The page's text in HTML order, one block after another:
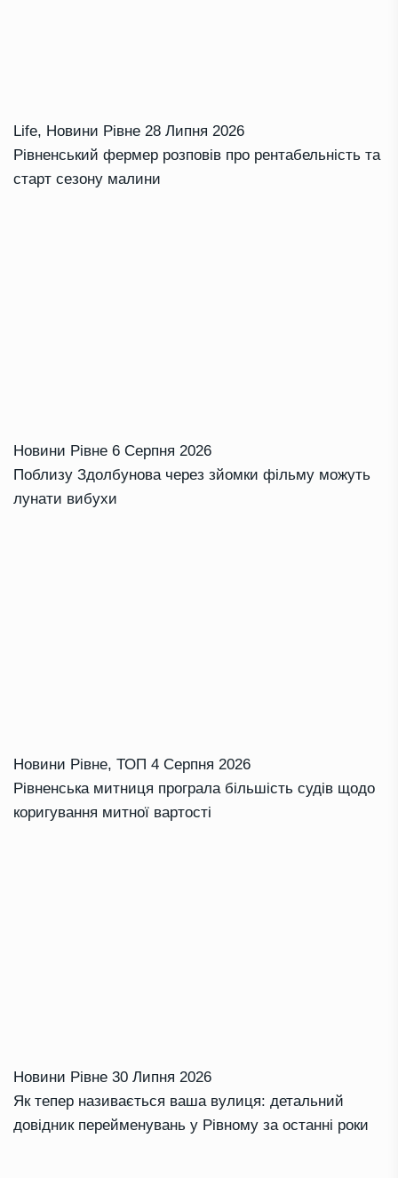
Life, Новини Рівне 28 Липня 2026
Рівненський фермер розповів про рентабельність та
старт сезону малини
Новини Рівне 6 Серпня 2026
Поблизу Здолбунова через зйомки фільму можуть
лунати вибухи
Новини Рівне, ТОП 4 Серпня 2026
Рівненська митниця програла більшість судів щодо
коригування митної вартості
Новини Рівне 30 Липня 2026
Як тепер називається ваша вулиця: детальний
довідник перейменувань у Рівному за останні роки